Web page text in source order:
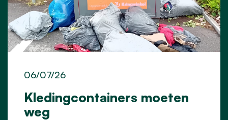
Kledingcontainers moeten
weg
06/07/26